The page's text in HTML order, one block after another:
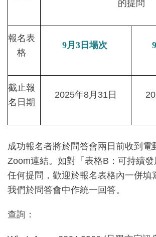
的提問
報名表
格
9月3日場次
截止報
名日期
2025年8月31日
成功報名者將於問答會兩日前收到電
Zoom連結。如對「表格B：可持續
任何提問，歡迎於報名表格內一併填
我們於問答會中作統一回答。
查詢：